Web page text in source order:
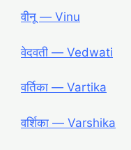
वीनू ― Vinu
वेदवती ― Vedwati
वर्तिका ― Vartika
वर्शिका ― Varshika